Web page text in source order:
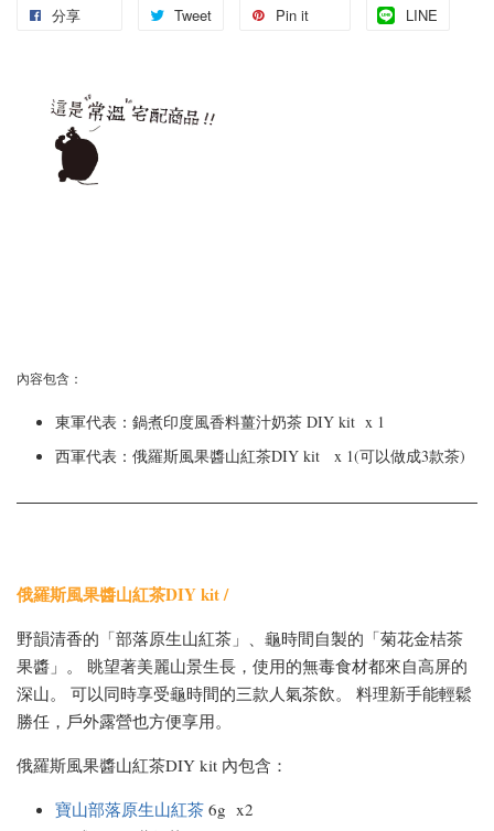
分享 Tweet Pin it LINE
內容包含：
東軍代表：鍋煮印度風香料薑汁奶茶 DIY kit x 1
西軍代表：俄羅斯風果醬山紅茶DIY kit x 1(可以做成3款茶)
俄羅斯風果醬山紅茶DIY kit /
野韻清香的「部落原生山紅茶」、龜時間自製的「菊花金桔茶
果醬」。 眺望著美麗山景生長，使用的無毒食材都來自高屏的
深山。 可以同時享受龜時間的三款人氣茶飲。 料理新手能輕鬆
勝任，戶外露營也方便享用。
俄羅斯風果醬山紅茶DIY kit 內包含：
寶山部落原生山紅茶 6g x2